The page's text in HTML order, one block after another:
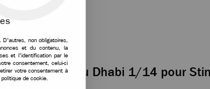
Citroën C3 Abu Dhabi 1/14 pour
D'autres, non obligatoires,
et du contenu, la
et l'identification par le
consentement, celui-ci
votre consentement à
de cookie.